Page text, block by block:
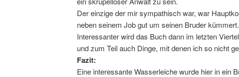
Der einzige der mir sympathisch war, war
neben seinem Job gut um seinen Bruder kümmert.
Interessanter wird das Buch dann im letzten
und zum Teil auch Dinge, mit denen ich so nicht
Fazit:
Eine interessante Wasserleiche wurde hier in ein